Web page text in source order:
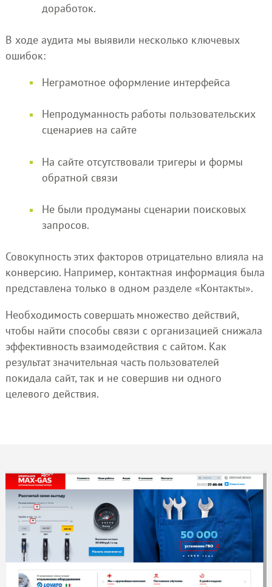
доработок.
В ходе аудита мы выявили несколько ключевых
ошибок:
Неграмотное оформление интерфейса
Непродуманность работы пользовательских
сценариев на сайте
На сайте отсутствовали тригеры и формы
обратной связи
Не были продуманы сценарии поисковых
запросов.
Совокупность этих факторов отрицательно влияла на
конверсию. Например, контактная информация была
представлена только в одном разделе «Контакты».
Необходимость совершать множество действий,
чтобы найти способы связи с организацией снижала
эффективность взаимодействия с сайтом. Как
результат значительная часть пользователей
покидала сайт, так и не совершив ни одного
целевого действия.